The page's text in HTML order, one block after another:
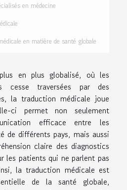
en médecine
en matière de santé globale
en plus globalisé, où les
cesse traversées par des
la traduction médicale joue
ci permet non seulement
efficace entre les
de différents pays, mais aussi
claire des diagnostics
les patients qui ne parlent pas
la traduction médicale est
de la santé globale,